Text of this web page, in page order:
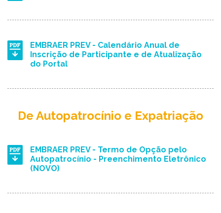
EMBRAER PREV - Calendário Anual de
Inscrição de Participante e de Atualização
do Portal
De Autopatrocínio e Expatriação
EMBRAER PREV - Termo de Opção pelo
Autopatrocínio - Preenchimento Eletrônico
(NOVO)